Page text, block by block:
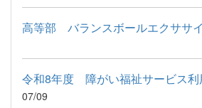
高等部 バランスボールエクササ
07/09